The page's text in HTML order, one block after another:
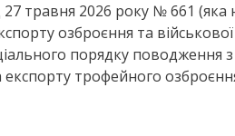
травня 2026 року № 661 (яка
озброєння та військової
порядку поводження
експорту трофейного